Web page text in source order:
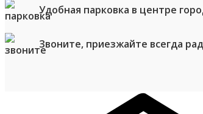
Удобная парковка в центре
Звоните, приезжайте всегда